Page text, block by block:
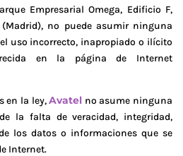
Empresarial Omega, Edificio F,
(Madrid), no puede asumir ninguna
uso incorrecto, inapropiado o ilícito
en la página de Internet
en la ley,Avatel no asume ninguna
la falta de veracidad, integridad,
los datos o informaciones que se
Internet.